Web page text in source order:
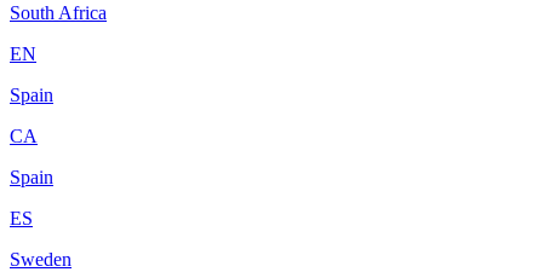
South Africa
EN
Spain
CA
Spain
ES
Sweden